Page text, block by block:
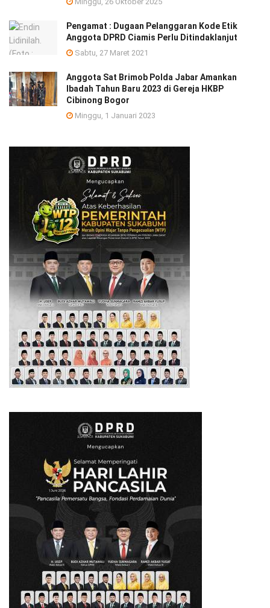
Pengamat : Dugaan Pelanggaran Kode Etik
Anggota DPRD Ciamis Perlu Ditindaklanjut
Sabtu, 27 Maret 2021
Anggota Sat Brimob Polda Jabar Amankan
Ibadah Tahun Baru 2023 di Gereja HKBP
Cibinong Bogor
Minggu, 1 Januari 2023